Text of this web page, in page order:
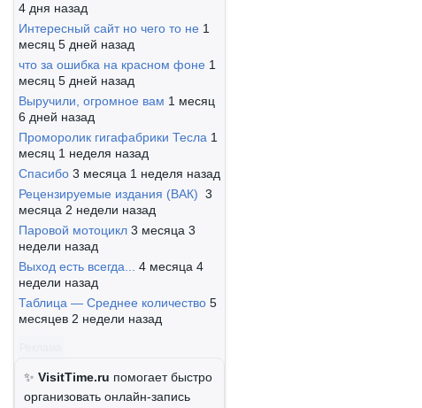
4 дня назад
Интересный сайт но чего то не 1
месяц 5 дней назад
что за ошибка на красном фоне 1
месяц 5 дней назад
Выручили, огромное вам 1 месяц
6 дней назад
Проморолик гигафабрики Тесла 1
месяц 1 неделя назад
Спасибо 3 месяца 1 неделя назад
Рецензируемые издания (ВАК) 3
месяца 2 недели назад
Паровой мотоцикл 3 месяца 3
недели назад
Выход есть всегда...
4 месяца 4
недели назад
Таблица — Среднее количество 5
месяцев 2 недели назад
✨ VisitTime.ru помогает быстро
организовать онлайн-запись